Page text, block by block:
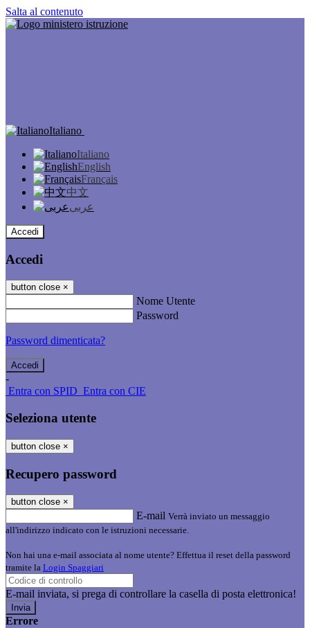
Salta al contenuto
Italiano
Italiano
English
Français
中文
عربى
Accedi
Accedi
button close ×
Nome Utente
Password
Password dimenticata?
-
Entra con SPID Entra con CIE
Seleziona utente
button close ×
Recupero password
button close ×
E-mail Verrà inviato un messaggio
all'indirizzo indicato con le istruzioni necessarie.
Non hai una e-mail associata al nome utente? Effettua il reset della password
tramite la Login Spaggiari
E-mail inviata, si prega di controllare la casella di posta elettronica!
Errore